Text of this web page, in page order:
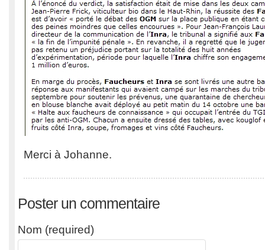
Merci à Johanne.
Poster un commentaire
Nom (required)